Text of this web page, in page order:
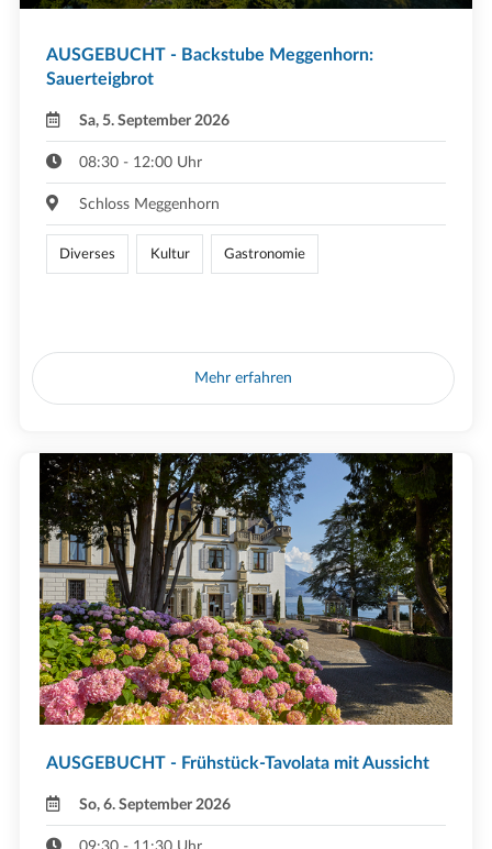
AUSGEBUCHT - Backstube Meggenhorn:
Sauerteigbrot
Sa, 5. September 2026
08:30 - 12:00 Uhr
Schloss Meggenhorn
Diverses Kultur Gastronomie
Mehr erfahren
AUSGEBUCHT - Frühstück-Tavolata mit Aussicht
So, 6. September 2026